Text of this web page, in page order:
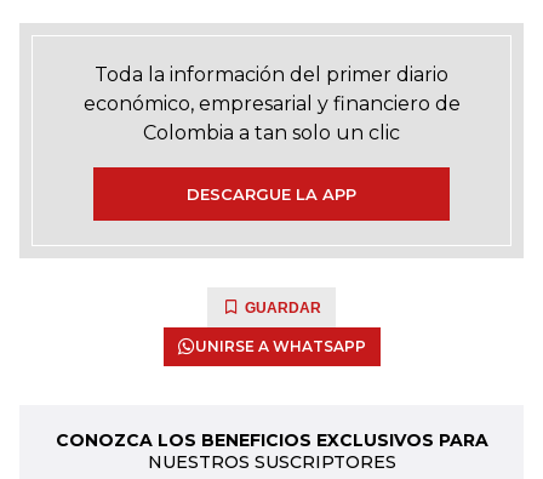
Toda la información del primer diario
económico, empresarial y financiero de
Colombia a tan solo un clic
DESCARGUE LA APP
GUARDAR
UNIRSE A WHATSAPP
CONOZCA LOS BENEFICIOS EXCLUSIVOS PARA
NUESTROS SUSCRIPTORES